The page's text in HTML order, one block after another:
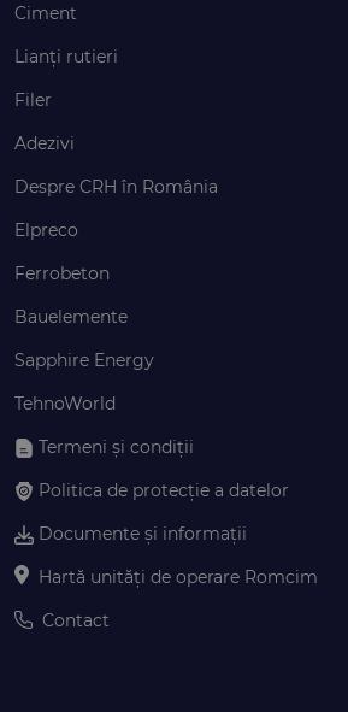
Ciment
Lianți rutieri
Filer
Adezivi
Despre CRH în România
Elpreco
Ferrobeton
Bauelemente
Sapphire Energy
TehnoWorld
Termeni și condiții
Politica de protecție a datelor
Documente și informații
Hartă unități de operare Romcim
Contact